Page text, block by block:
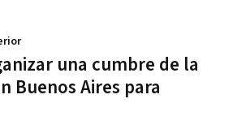
una cumbre de la
Buenos Aires para